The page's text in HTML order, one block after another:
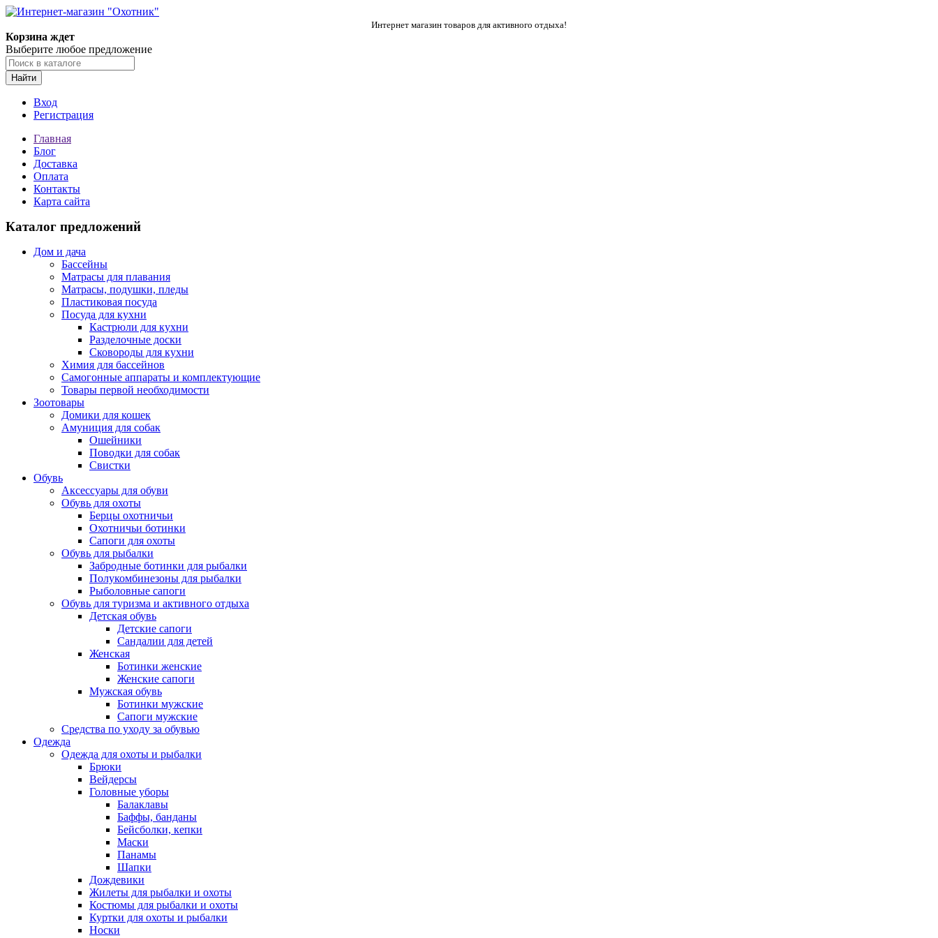
Интернет магазин товаров для активного отдыха!
Корзина ждет
Выберите любое предложение
Найти
Вход
Регистрация
Главная
Блог
Доставка
Оплата
Контакты
Карта сайта
Каталог предложений
Дом и дача
Бассейны
Матрасы для плавания
Матрасы, подушки, пледы
Пластиковая посуда
Посуда для кухни
Кастрюли для кухни
Разделочные доски
Сковороды для кухни
Химия для бассейнов
Самогонные аппараты и комплектующие
Товары первой необходимости
Зоотовары
Домики для кошек
Амуниция для собак
Ошейники
Поводки для собак
Свистки
Обувь
Аксессуары для обуви
Обувь для охоты
Берцы охотничьи
Охотничьи ботинки
Сапоги для охоты
Обувь для рыбалки
Забродные ботинки для рыбалки
Полукомбинезоны для рыбалки
Рыболовные сапоги
Обувь для туризма и активного отдыха
Детская обувь
Детские сапоги
Сандалии для детей
Женская
Ботинки женские
Женские сапоги
Мужская обувь
Ботинки мужские
Сапоги мужские
Средства по уходу за обувью
Одежда
Одежда для охоты и рыбалки
Брюки
Вейдерсы
Головные уборы
Балаклавы
Баффы, банданы
Бейсболки, кепки
Маски
Панамы
Шапки
Дождевики
Жилеты для рыбалки и охоты
Костюмы для рыбалки и охоты
Куртки для охоты и рыбалки
Носки